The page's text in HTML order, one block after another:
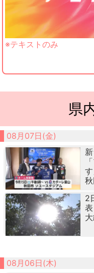
※テキストのみ
県
08月07日(金)
2
08月06日(木)